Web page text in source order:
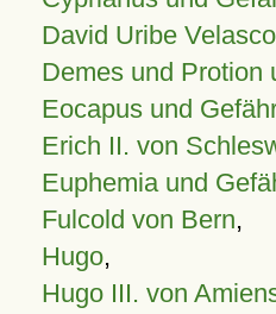
David Uribe Velasco
Demes und Protion
Eocapus und
Erich II. von
Euphemia und
Fulcold von Bern,
Hugo,
Hugo III. von